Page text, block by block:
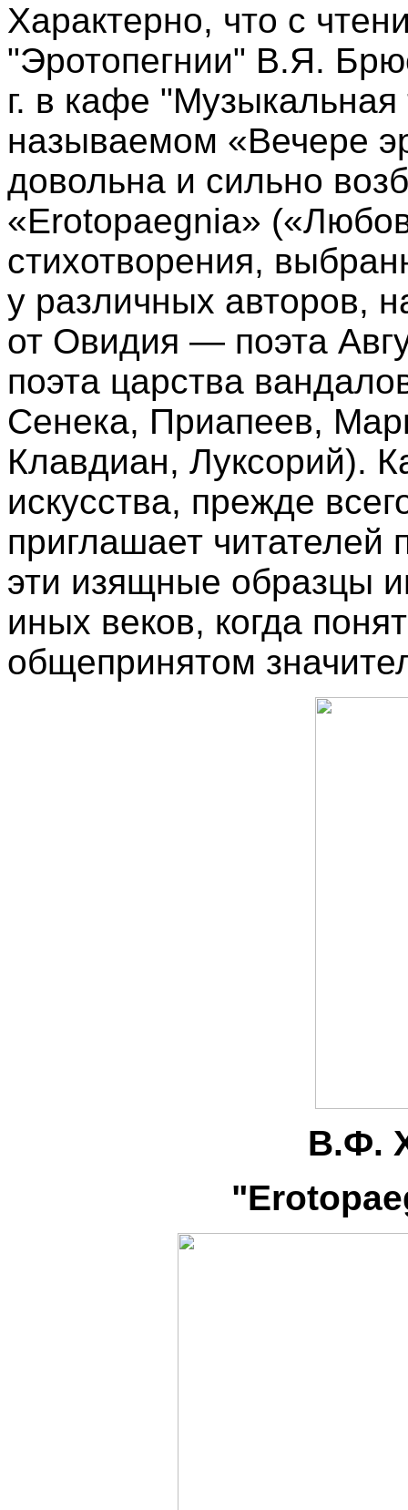
Характерно, что с
"Эротопегнии" В.Я.
г. в кафе "Музыкальная
называемом «Вечере
довольна и сильно
«Erotopaegnia»
стихотворения,
у различных авторов,
от Овидия — поэта
поэта царства
Сенека, Приапеев,
Клавдиан, Луксорий).
искусства, прежде
приглашает
эти изящные образцы
иных веков, когда
общепринятом
В.Ф.